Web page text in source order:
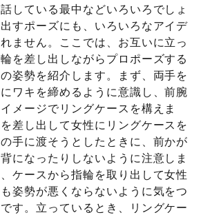
している最中などいろいろでしょ
すポーズにも、いろいろなアイデ
ません。ここでは、お互いに立っ
を差し出しながらプロポーズする
姿勢を紹介します。まず、両手を
ワキを締めるように意識し、前腕
メージでリングケースを構えま
差し出して女性にリングケースを
手に渡そうとしたときに、前かが
になったりしないように注意しま
ケースから指輪を取り出して女性
姿勢が悪くならないように気をつ
す。立っているとき、リングケー